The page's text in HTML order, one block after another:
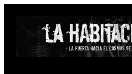
Saltar
Psychedelic, Stoner, Doom,